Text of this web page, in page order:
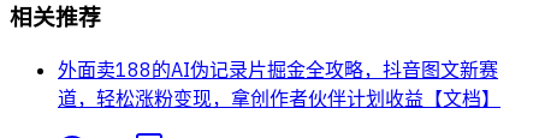
相关推荐
外面卖188的AI伪记录片掘金全攻略，抖音图文新赛
道，轻松涨粉变现，拿创作者伙伴计划收益【文档】